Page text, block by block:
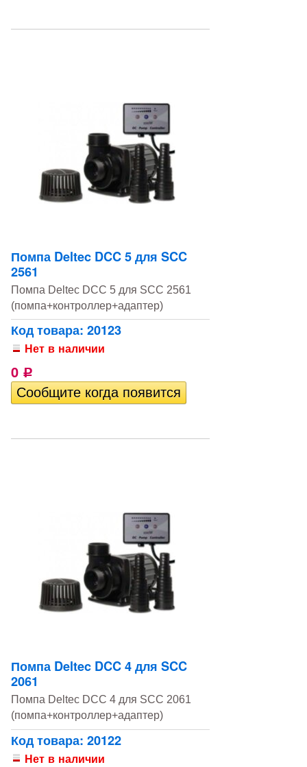
Помпа Deltec DCC 5 для SCC
2561
Помпа Deltec DCC 5 для SCC 2561
(помпа+контроллер+адаптер)
Код товара: 20123
Нет в наличии
0 Р
Помпа Deltec DCC 4 для SCC
2061
Помпа Deltec DCC 4 для SCC 2061
(помпа+контроллер+адаптер)
Код товара: 20122
Нет в наличии